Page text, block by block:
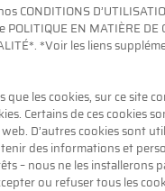
CONDITIONS
EN MATIÈRE DE
*Voir les liens
les cookies, sur ce site
Certains de ces cookies
D’autres cookies sont
des informations et
– nous ne les installerons
ou refuser tous les